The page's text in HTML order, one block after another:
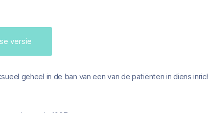
versie
geheel in de ban van een van de patie͏̈nten in diens